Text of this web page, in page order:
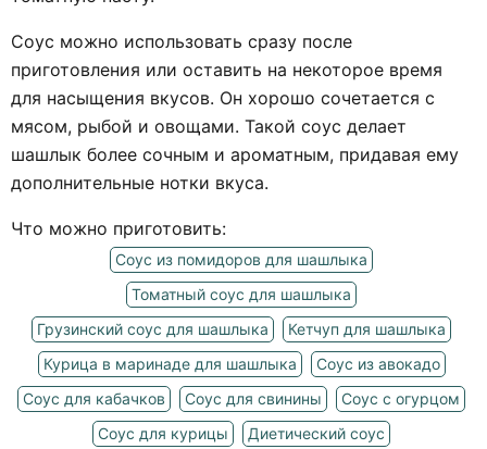
Соус можно использовать сразу после
приготовления или оставить на некоторое время
для насыщения вкусов. Он хорошо сочетается с
мясом, рыбой и овощами. Такой соус делает
шашлык более сочным и ароматным, придавая ему
дополнительные нотки вкуса.
Что можно приготовить:
Соус из помидоров для шашлыка
Томатный соус для шашлыка
Грузинский соус для шашлыка
Кетчуп для шашлыка
Курица в маринаде для шашлыка
Соус из авокадо
Соус для кабачков
Соус для свинины
Соус с огурцом
Соус для курицы
Диетический соус